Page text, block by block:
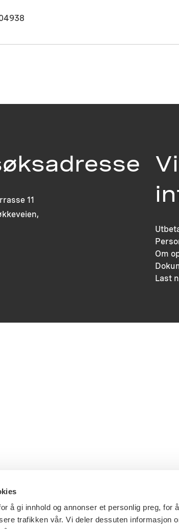
å gi innhold og annonser et personlig preg, for
trafikken vår. Vi deler dessuten informasjon
11
Om
Last